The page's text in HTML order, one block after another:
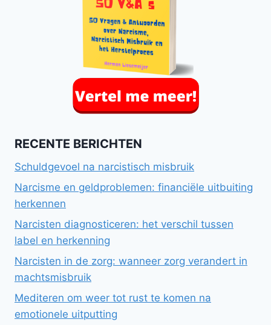
RECENTE BERICHTEN
Schuldgevoel na narcistisch misbruik
Narcisme en geldproblemen: financiële uitbuiting
herkennen
Narcisten diagnosticeren: het verschil tussen
label en herkenning
Narcisten in de zorg: wanneer zorg verandert in
machtsmisbruik
Mediteren om weer tot rust te komen na
emotionele uitputting